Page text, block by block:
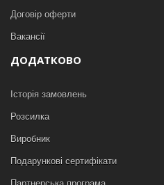
Договір оферти
Вакансії
ДОДАТКОВО
Історія замовлень
Розсилка
Виробник
Подарункові сертифікати